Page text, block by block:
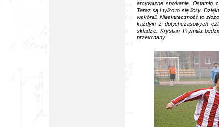
arcyważne spotkanie. Ostatnio
Teraz są i tylko to się liczy.
wskórali. Nieskuteczność to
każdym z dotychczasowych
składzie. Krystian Prymula
przekonany.